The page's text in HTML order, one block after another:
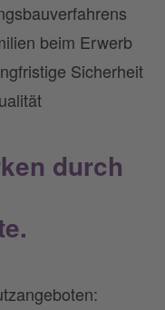
beim Erwerb
Sicherheit
durch